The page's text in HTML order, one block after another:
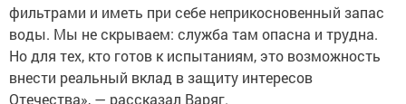
фильтрами и иметь при себе неприкосновенный запас
воды. Мы не скрываем: служба там опасна и трудна.
Но для тех, кто готов к испытаниям, это возможность
внести реальный вклад в защиту интересов
Отечества», — рассказал Варяг.